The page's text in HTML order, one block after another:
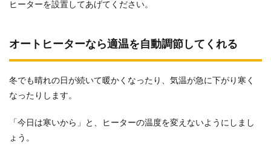
ヒーターを設置してあげてください。
オートヒーターなら適温を自動調節してくれる
冬でも晴れの日が続いて暖かくなったり、気温が急に下がり寒く
なったりします。
「今日は寒いから」と、ヒーターの温度を変えないようにしまし
ょう。